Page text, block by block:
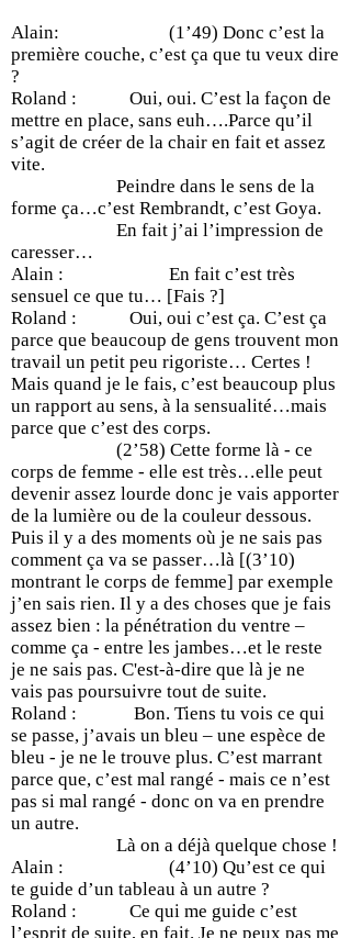
Alain: (1’49) Donc c’est la
première couche, c’est ça que tu veux dire
?
Roland : Oui, oui. C’est la façon de
mettre en place, sans euh….Parce qu’il
s’agit de créer de la chair en fait et assez
vite.
Peindre dans le sens de la
forme ça…c’est Rembrandt, c’est Goya.
En fait j’ai l’impression de
caresser…
Alain : En fait c’est très
sensuel ce que tu… [Fais ?]
Roland : Oui, oui c’est ça. C’est ça
parce que beaucoup de gens trouvent mon
travail un petit peu rigoriste… Certes !
Mais quand je le fais, c’est beaucoup plus
un rapport au sens, à la sensualité…mais
parce que c’est des corps.
(2’58) Cette forme là - ce
corps de femme - elle est très…elle peut
devenir assez lourde donc je vais apporter
de la lumière ou de la couleur dessous.
Puis il y a des moments où je ne sais pas
comment ça va se passer…là [(3’10)
montrant le corps de femme] par exemple
j’en sais rien. Il y a des choses que je fais
assez bien : la pénétration du ventre –
comme ça - entre les jambes…et le reste
je ne sais pas. C'est-à-dire que là je ne
vais pas poursuivre tout de suite.
Roland : Bon. Tiens tu vois ce qui
se passe, j’avais un bleu – une espèce de
bleu - je ne le trouve plus. C’est marrant
parce que, c’est mal rangé - mais ce n’est
pas si mal rangé - donc on va en prendre
un autre.
Là on a déjà quelque chose !
Alain : (4’10) Qu’est ce qui
te guide d’un tableau à un autre ?
Roland : Ce qui me guide c’est
l’esprit de suite, en fait. Je ne peux pas me